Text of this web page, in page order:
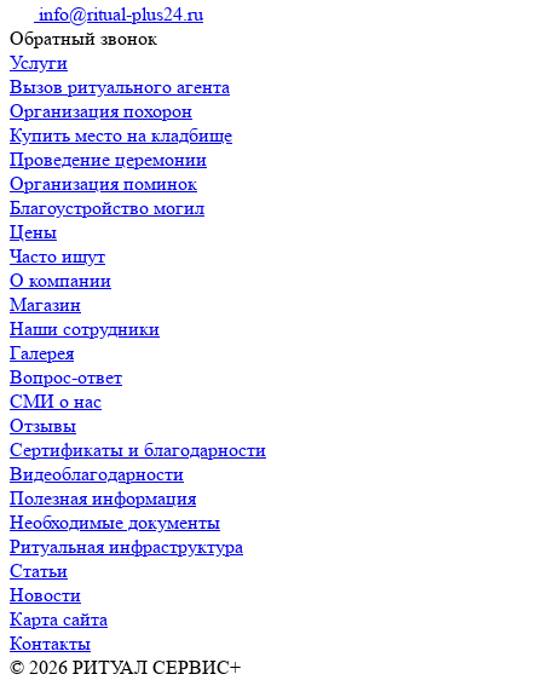
info@ritual-plus24.ru
Обратный звонок
Услуги
Вызов ритуального агента
Организация похорон
Купить место на кладбище
Проведение церемонии
Организация поминок
Благоустройство могил
Цены
Часто ищут
О компании
Магазин
Наши сотрудники
Галерея
Вопрос-ответ
СМИ о нас
Отзывы
Сертификаты и благодарности
Видеоблагодарности
Полезная информация
Необходимые документы
Ритуальная инфраструктура
Статьи
Новости
Карта сайта
Контакты
© 2026 РИТУАЛ СЕРВИС+